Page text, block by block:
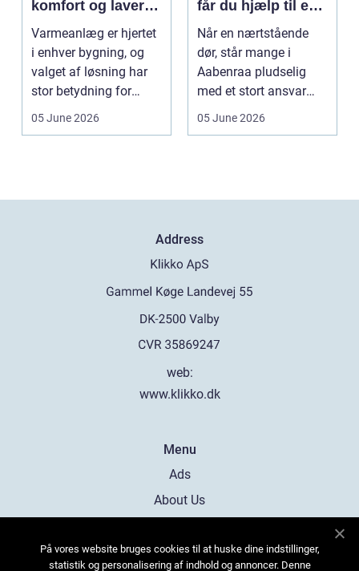
komfort og lavere
energiregning
Varmeanlæg er hjertet
i enhver bygning, og
valget af løsning har
stor betydning for
05 June 2026
får du hjælp til en
værdig afsked
Når en nærtstående
dør, står mange i
Aabenraa pludselig
med et stort ansvar
05 June 2026
Address
web:
www.klikko.dk
Menu
Ads
About Us
Contact
På vores website bruges cookies til at huske dine indstillinger,
statistik og personalisering af indhold og annoncer. Denne